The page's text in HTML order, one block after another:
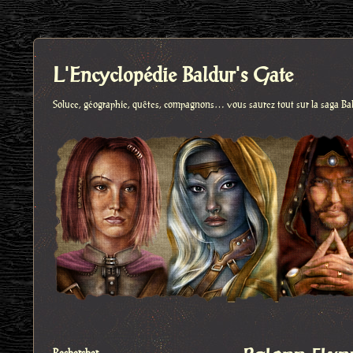
L'Encyclopédie Baldur's Gate
Soluce, géographie, quêtes, compagnons… vous saurez tout sur la saga